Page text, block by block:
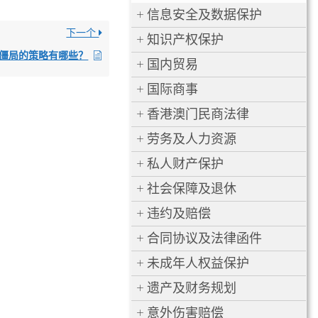
下一个
局的策略有哪些？
信息安全及数据保护
知识产权保护
国内贸易
国际商事
香港澳门民商法律
劳务及人力资源
私人财产保护
社会保障及退休
违约及赔偿
合同协议及法律函件
未成年人权益保护
遗产及财务规划
意外伤害赔偿